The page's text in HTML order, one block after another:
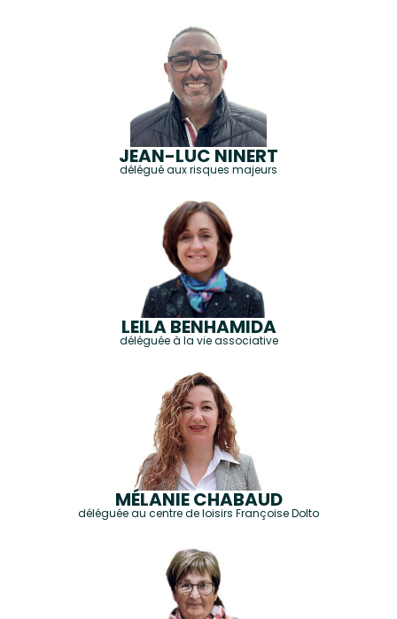
JEAN-LUC NINERT
délégué aux risques majeurs
LEILA BENHAMIDA
déléguée à la vie associative
MÉLANIE CHABAUD
déléguée au centre de loisirs Françoise Dolto